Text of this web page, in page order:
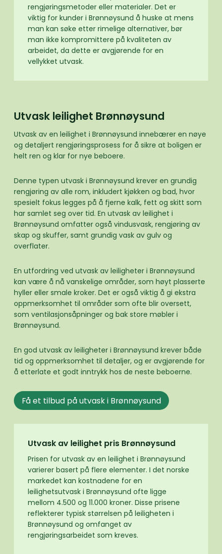
rengjøringsmetoder eller materialer. Det er
viktig for kunder i Brønnøysund å huske at mens
man kan søke etter rimelige alternativer, bør
man ikke kompromittere på kvaliteten av
arbeidet, da dette er avgjørende for en
vellykket utvask.
Utvask leilighet Brønnøysund
Utvask av en leilighet i Brønnøysund innebærer en nøye
og detaljert rengjøringsprosess for å sikre at boligen er
helt ren og klar for nye beboere.
Denne typen utvask i Brønnøysund krever en grundig
rengjøring av alle rom, inkludert kjøkken og bad, hvor
spesielt fokus legges på å fjerne kalk, fett og skitt som
har samlet seg over tid. En utvask av leilighet i
Brønnøysund omfatter også vindusvask, rengjøring av
skap og skuffer, samt grundig vask av gulv og
overflater.
En utfordring ved utvask av leiligheter i Brønnøysund
kan være å nå vanskelige områder, som høyt plasserte
hyller eller smale kroker. Det er også viktig å gi ekstra
oppmerksomhet til områder som ofte blir oversett,
som ventilasjonsåpninger og bak store møbler i
Brønnøysund.
En god utvask av leiligheter i Brønnøysund krever både
tid og oppmerksomhet til detaljer, og er avgjørende for
å etterlate et godt inntrykk hos de neste beboerne.
Få et tilbud på utvask i Brønnøysund
Utvask av leilighet pris Brønnøysund
Prisen for utvask av en leilighet i Brønnøysund
varierer basert på flere elementer. I det norske
markedet kan kostnadene for en
leilighetsutvask i Brønnøysund ofte ligge
mellom 4.500 og 11.000 kroner. Disse prisene
reflekterer typisk størrelsen på leiligheten i
Brønnøysund og omfanget av
rengjøringsarbeidet som kreves.